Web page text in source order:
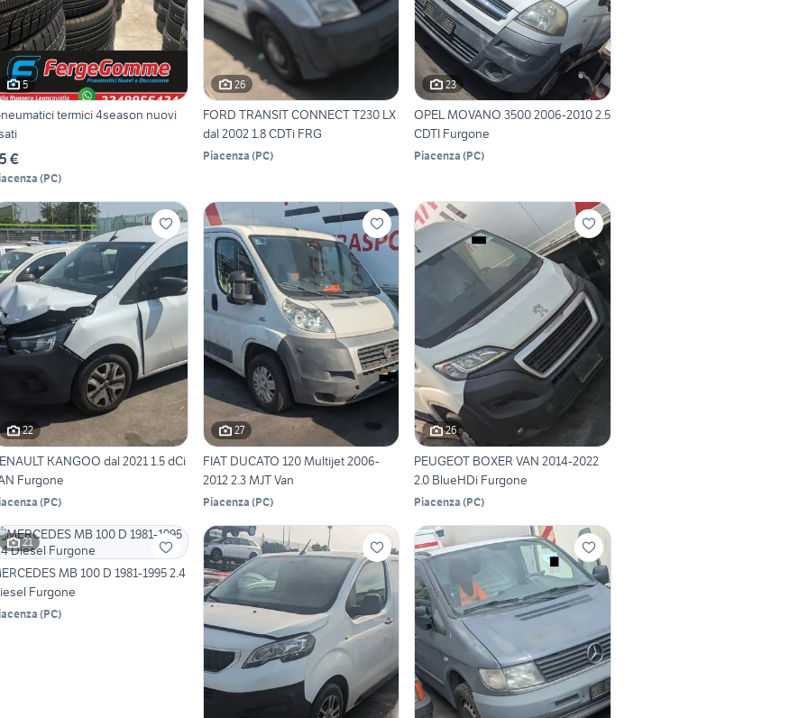
5
termici 4season nuovi
€
(PC)
26
FORD TRANSIT CONNECT T230 LX
dal 2002 1.8 CDTi FRG
Piacenza (PC)
23
OPEL MOVANO 3500 2006-2010 2.5
CDTI Furgone
Piacenza (PC)
22
KANGOO dal 2021 1.5 dCi
Furgone
(PC)
27
FIAT DUCATO 120 Multijet 2006-
2012 2.3 MJT Van
Piacenza (PC)
26
PEUGEOT BOXER VAN 2014-2022
2.0 BlueHDi Furgone
Piacenza (PC)
21
MB 100 D 1981-1995 2.4
Furgone
(PC)